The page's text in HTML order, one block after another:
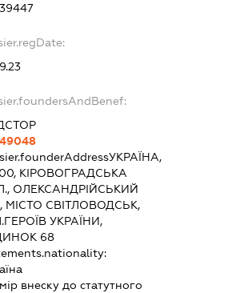
УКРАЇНА,
КІРОВОГРАДСЬКА
ОЛЕКСАНДРІЙСЬКИЙ
МІСТО СВІТЛОВОДСЬК,
УКРАЇНИ,
68
внеску до статутного